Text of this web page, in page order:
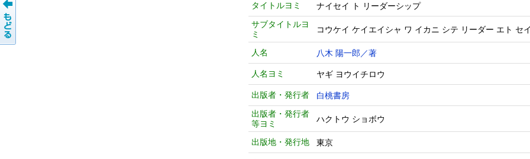
タイトルヨミ
ナイセイ ト リーダーシップ
サブタイトルヨ
ミ
コウケイ ケイエイシャ ワ イカニ シテ リーダー エト セ
人名 八木 陽一郎／著
人名ヨミ ヤギ ヨウイチロウ
出版者・発行者
白桃書房
出版者・発行者
等ヨミ
ハクトウ ショボウ
出版地・発行地 東京